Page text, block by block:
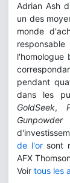
Adrian Ash
un des
monde
pendant
dans les
GoldSeek,
Gunpowder
de l'orsont
AFX
Voir tous les